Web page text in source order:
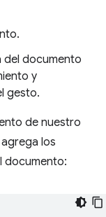
del documento
y
gesto.
de nuestro
los
documento: